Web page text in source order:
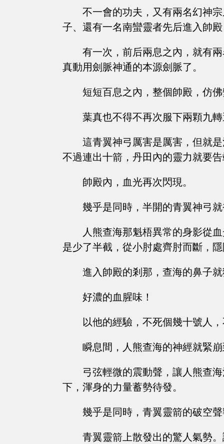
不一會的功夫，又有兩名幻神
子、還有一名南蠻靈者先后進入帥
有一次，前后兩息之內，就有
真動用劍脈神通的本源劍脈了。
短短百息之內，整個帥殿，仿
葉真也不得不再次服下兩顆九
這青翼神弓厲害是厲害，但就
不過連出十箭，丹田內的靈力就要
帥殿內，血光再次閃現。
幾乎是同時，半開的青翼神弓
人熊查海那魁梧異常的身影從
是少了半截，從小肘處齊肘而斷，
進入帥殿的剎那，查海的鼻子
好濃的血腥味！
以他的經驗，不死個幾十號人
瞬息間，人熊查海的神經就緊
弓弦輕微的震動聲，讓人熊查
下，渾身的力量蓄勢待發。
幾乎是同時，青翼靈箭的破空
青翼靈箭上散發出的驚人氣勢